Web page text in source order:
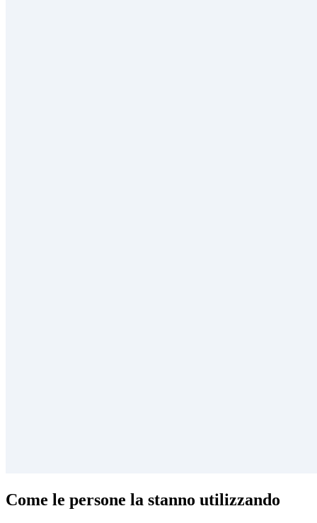
Come le persone la stanno utilizzando